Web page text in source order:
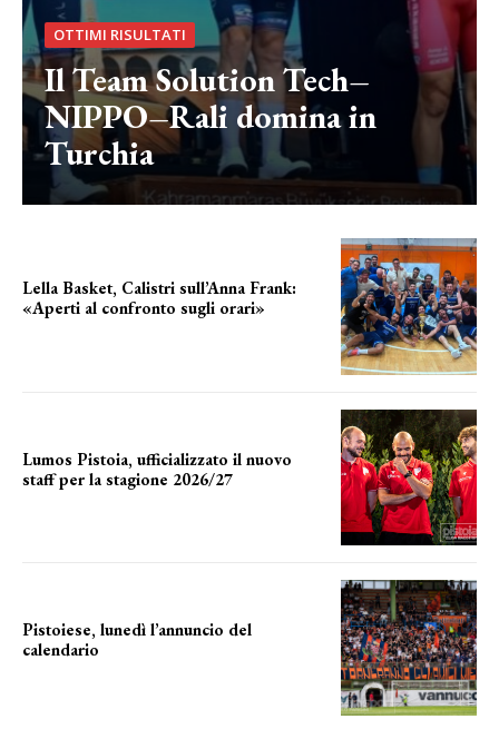
OTTIMI RISULTATI
Il Team Solution Tech–
NIPPO–Rali domina in
Turchia
Lella Basket, Calistri sull’Anna Frank:
«Aperti al confronto sugli orari»
Lumos Pistoia, ufficializzato il nuovo
staff per la stagione 2026/27
Pistoiese, lunedì l’annuncio del
calendario